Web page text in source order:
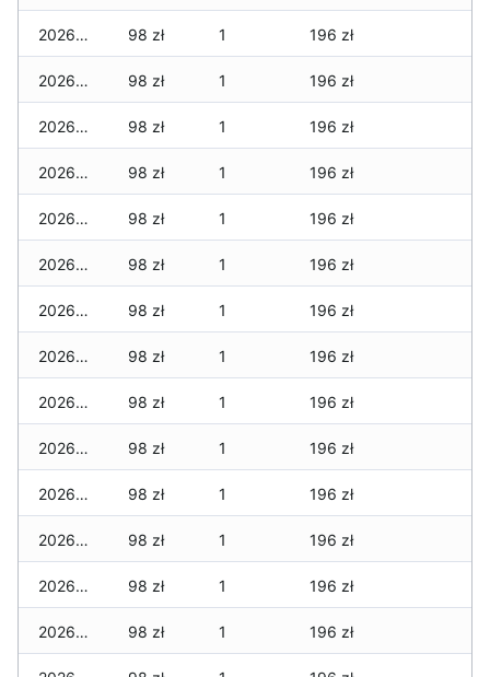
2026-03-27 98 zł 1 196 zł
2026-03-26 98 zł 1 196 zł
2026-03-25 98 zł 1 196 zł
2026-03-24 98 zł 1 196 zł
2026-03-23 98 zł 1 196 zł
2026-03-22 98 zł 1 196 zł
2026-03-21 98 zł 1 196 zł
2026-03-20 98 zł 1 196 zł
2026-03-19 98 zł 1 196 zł
2026-03-18 98 zł 1 196 zł
2026-03-17 98 zł 1 196 zł
2026-03-16 98 zł 1 196 zł
2026-03-15 98 zł 1 196 zł
2026-03-14 98 zł 1 196 zł